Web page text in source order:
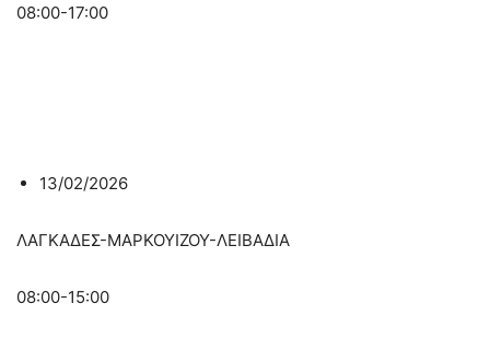
08:00-17:00
13/02/2026
ΛΑΓΚΑΔΕΣ-ΜΑΡΚΟΥΙΖΟΥ-ΛΕΙΒΑΔΙΑ
08:00-15:00